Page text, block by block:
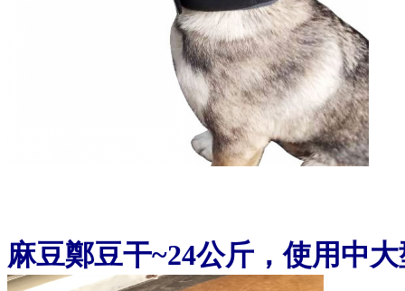
麻豆鄭豆干~24公斤，使用中